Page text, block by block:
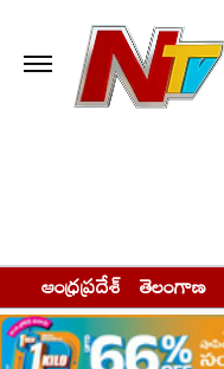
ఆంధ్రప్రదేశ్ తెలంగాణ